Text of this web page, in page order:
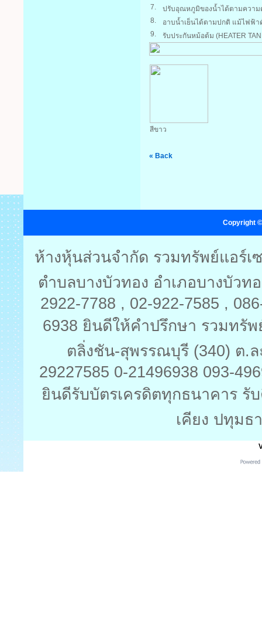
7.
ปรับอุณหภูมิของน้ำได้ตามความ
8.
อาบน้ำเย็นได้ตามปกติ แม้ไฟฟ้า
9.
รับประกันหม้อต้ม (HEATER
สีขาว
« Back
Copyright
ห้างหุ้นส่วนจำกัด รวมทรัพย์แอร์
ตำบลบางบัวทอง อำเภอบางบัวท
2922-7788 , 02-922-7585 ,
6938 ยินดีให้คำปรึกษา รวมทรั
ตลิ่งชัน-สุพรรณบุรี (340) ต.
29227585 0-21496938 093-
ยินดีรับบัตรเครดิตทุกธนาคาร รั
เคียง ปทุมธ